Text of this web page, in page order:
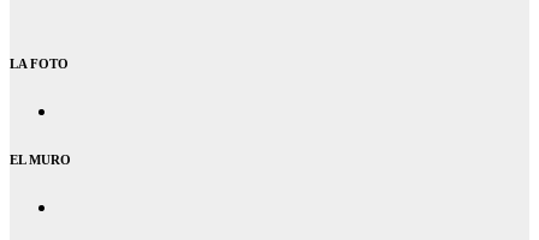
LA FOTO
EL MURO